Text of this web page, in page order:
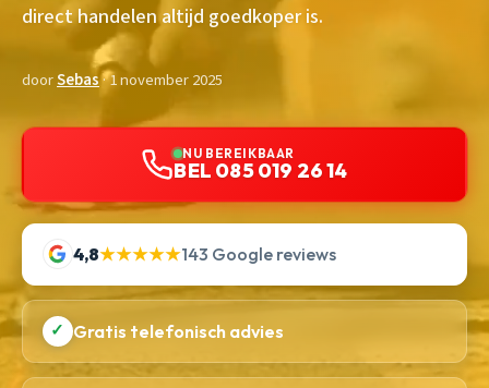
direct handelen altijd goedkoper is.
doorSebas· 1 november 2025
NU BEREIKBAAR
BEL 085 019 26 14
4,8★★★★★143 Google reviews
✓ Gratis telefonisch advies